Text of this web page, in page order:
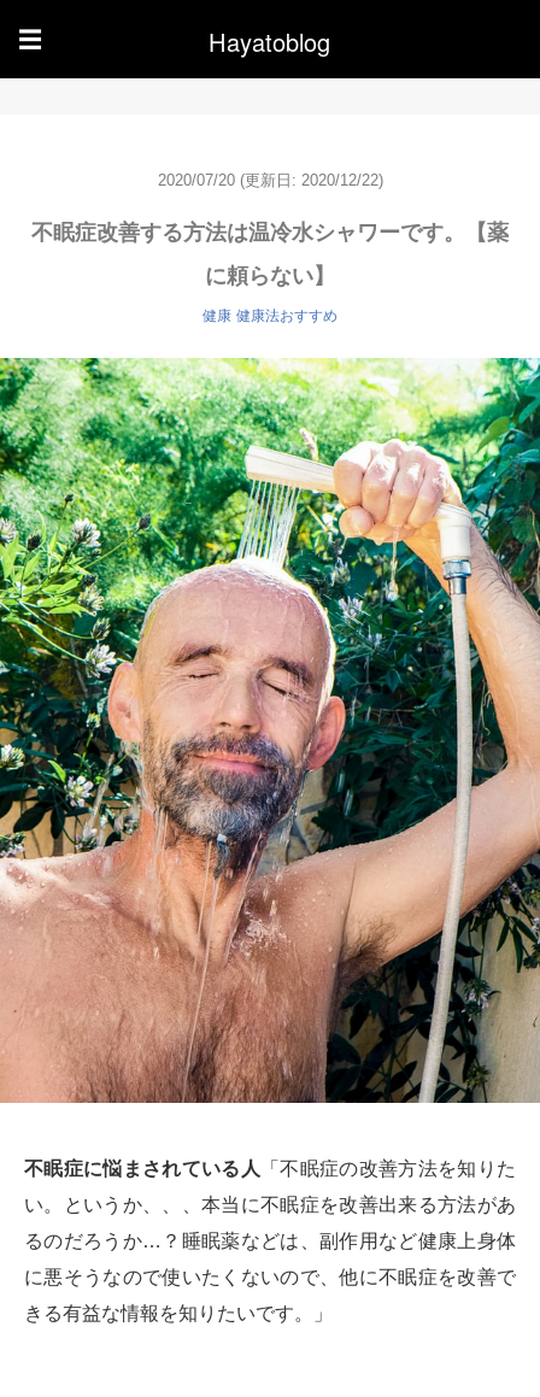
☰ Hayatoblog
2020/07/20 (更新日: 2020/12/22)
不眠症改善する方法は温冷水シャワーです。【薬
に頼らない】
健康 健康法おすすめ
不眠症に悩まされている人
「不眠症の改善方法を知りた
い。というか、、、本当に不眠症を改善出来る方法があ
るのだろうか…？睡眠薬などは、副作用など健康上身体
に悪そうなので使いたくないので、他に不眠症を改善で
きる有益な情報を知りたいです。」